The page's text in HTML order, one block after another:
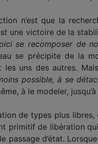
n’est que la
une vic­toire de la
se recomposer de
se précipite de la
les uns des autres.
possible, à se
à le modeler,
de types plus
primitif de libération
passage d’état.